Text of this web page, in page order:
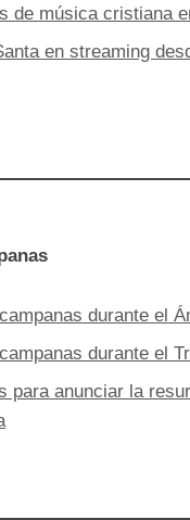
de música cristiana
en streaming
durante el
durante el
para anunciar la